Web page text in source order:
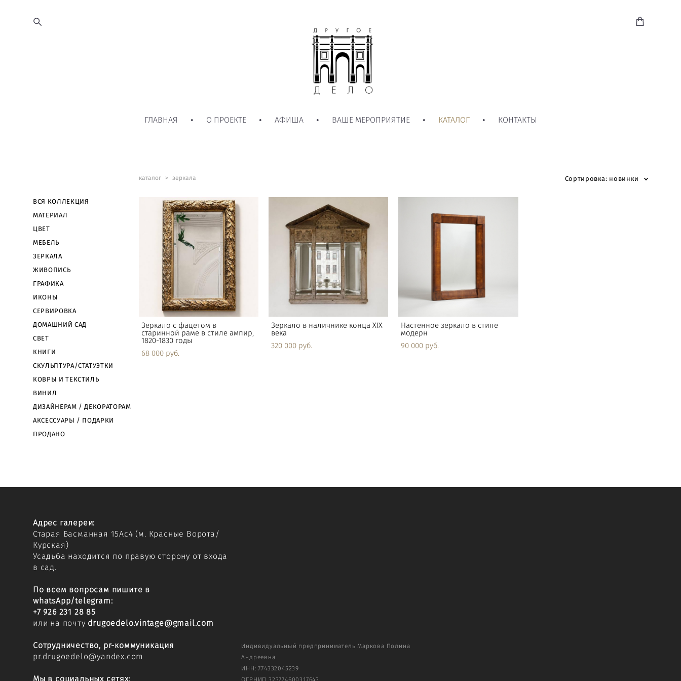
ГЛАВНАЯ • О ПРОЕКТЕ • АФИША • ВАШЕ МЕРОПРИЯТИЕ • КАТАЛОГ • КОНТАКТЫ
ВСЯ КОЛЛЕКЦИЯ
МАТЕРИАЛ
ЦВЕТ
МЕБЕЛЬ
ЗЕРКАЛА
ЖИВОПИСЬ
ГРАФИКА
ИКОНЫ
СЕРВИРОВКА
ДОМАШНИЙ САД
СВЕТ
КНИГИ
СКУЛЬПТУРА/СТАТУЭТКИ
КОВРЫ И ТЕКСТИЛЬ
ВИНИЛ
ДИЗАЙНЕРАМ / ДЕКОРАТОРАМ
АКСЕССУАРЫ / ПОДАРКИ
ПРОДАНО
каталог > зеркала Сортировка: новинки
Зеркало с фацетом в
старинной раме в стиле ампир,
1820-1830 годы
68 000 pуб.
Зеркало в наличнике конца XIX
века
320 000 pуб.
Настенное зеркало в стиле
модерн
90 000 pуб.
Адрес галереи:
Старая Басманная 15Ас4(м. Красные Ворота/
Курская)
Усадьба находится по правую сторону от входа
в сад.
По всем вопросам пишите в
whatsApp/telegram:
+7 926 231 28 85
или на почту drugoedelo.vintage@gmail.com
Сотрудничество, pr-коммуникация
pr.drugoedelo@yandex.com
Мы в социальных сетях:
Индивидуальный предприниматель Маркова Полина
Андреевна
ИНН: 774332045239
ОГРНИП 323774600317643